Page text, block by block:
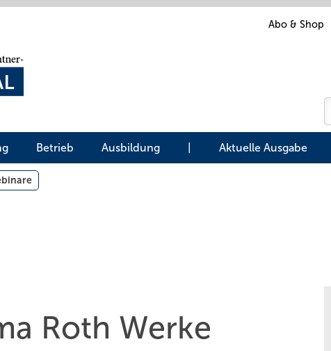
Abo & Shop
Betrieb Ausbildung Aktuelle Ausgabe
Roth Werke